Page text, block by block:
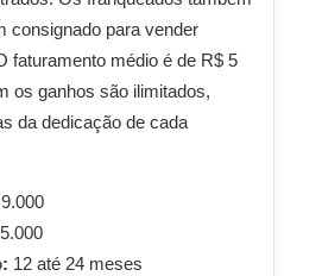
consignado para vender
faturamento médio é de R$ 5
os ganhos são ilimitados,
da dedicação de cada
12 até 24 meses